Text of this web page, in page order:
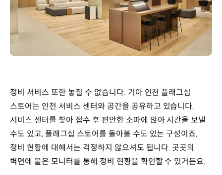
정비 서비스 또한 놓칠 수 없습니다. 기아 인천 플래그십
스토어는 인천 서비스 센터와 공간을 공유하고 있습니다.
서비스 센터를 찾아 접수 후 편안한 소파에 앉아 시간을 보낼
수도 있고, 플래그십 스토어를 돌아볼 수도 있는 구성이죠.
정비 현황에 대해서는 걱정하지 않으셔도 됩니다. 곳곳의
벽면에 붙은 모니터를 통해 정비 현황을 확인할 수 있거든요.